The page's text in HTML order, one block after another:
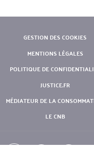
GESTION DES COOKIES
MENTIONS LÉGALES
POLITIQUE DE
JUSTICE.FR
MÉDIATEUR DE LA
LE CNB